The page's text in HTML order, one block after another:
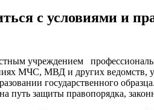
с условиями и
учреждением
МЧС, МВД и других
государственного
на путь защиты правопорядка,